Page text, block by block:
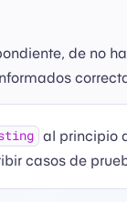
de no
al principio
casos de